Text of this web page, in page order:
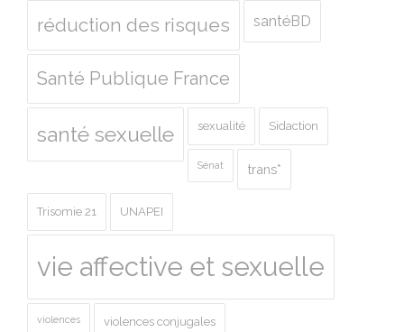
réduction des risques santéBD
Santé Publique France
santé sexuelle sexualité Sidaction
Sénat trans*
Trisomie 21 UNAPEI
vie affective et sexuelle
violences violences conjugales